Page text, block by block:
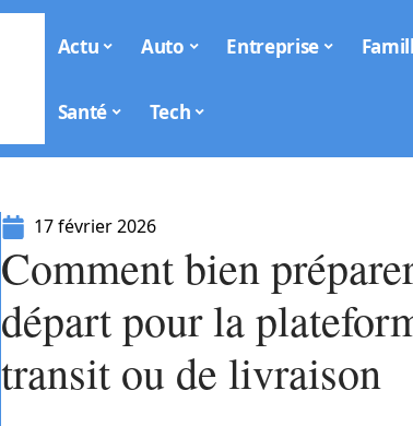
Actu Auto Entreprise
Santé Tech
17 février 2026
Comment bien
départ pour la
transit ou de livraison